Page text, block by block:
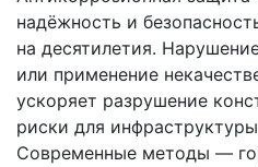
надёжность и
на десятилетия.
или применение
ускоряет разрушение
риски для
Современные методы —